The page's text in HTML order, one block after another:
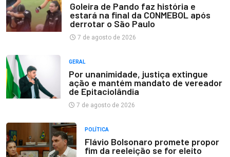
Goleira de Pando faz história e
estará na final da CONMEBOL após
derrotar o São Paulo
7 de agosto de 2026
GERAL
Por unanimidade, justiça extingue
ação e mantém mandato de vereador
de Epitaciolândia
7 de agosto de 2026
POLÍTICA
Flávio Bolsonaro promete propor
fim da reeleição se for eleito